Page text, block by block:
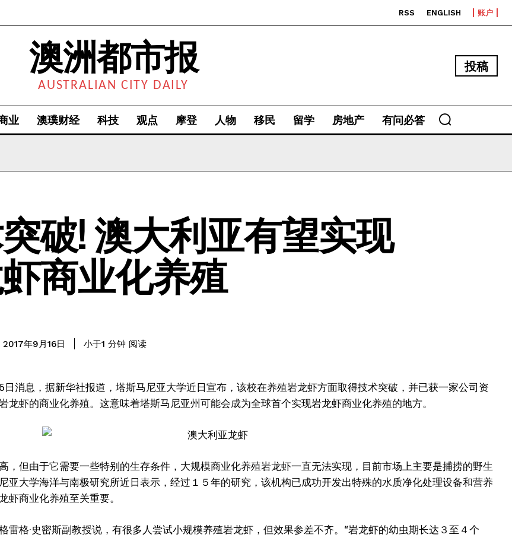
RSS ENGLISH 账户
澳洲都市报
AUSTRALIAN CITY DAILY
投稿
业 澳璞财经 科技 观点 摩登 人物 移民 留学 房地产 有问必答
破! 澳大利亚有望实现
商业化养殖
2017年9月16日 小于1 分钟 阅读
日消息，据新华社报道，塔斯马尼亚大学近日宣布，该校在养殖岩龙虾方面取得技术突破，并已获一家公司资
龙虾的商业化养殖。这意味着塔斯马尼亚州可能会成为全球首个实现岩龙虾商业化养殖的地方。
，但由于它需要一些特别的生存条件，大规模商业化养殖岩龙虾一直无法实现，目前市场上主要是捕捞的野生
亚大学海洋与南极研究所近日表示，经过１５年的研究，该机构已成功开发出特殊的水质净化处理设备和营养
虾商业化养殖至关重要。
雷格·史密斯副教授说，有很多人尝试小规模养殖岩龙虾，但效果参差不齐。“岩龙虾的幼虫期长达３至４个